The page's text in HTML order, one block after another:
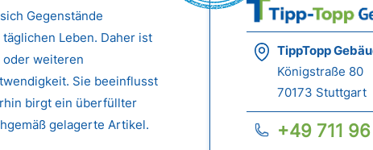
TippTopp
Königstraße 80
70173 Stuttgart
+49 711
Gegenstände
Leben. Daher ist
oder weiteren
Sie beeinflusst
birgt ein überfüllter
gelagerte Artikel.